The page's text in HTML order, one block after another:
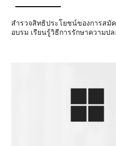
สํารวจสิทธิประโยชน์ของการสมั
อบรม เรียนรู้วิธีการรักษาความ